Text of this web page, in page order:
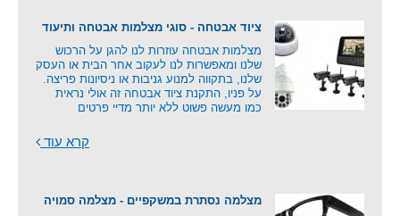
ציוד אבטחה - סוגי מצלמות אבטחה ותיעוד
מצלמות אבטחה עוזרות לנו להגן על הרכוש
שלנו ומאפשרות לנו לעקוב אחר הבית או העסק
שלנו, בתקווה למנוע גניבות או ניסיונות פריצה.
על פניו, התקנת ציוד אבטחה זה אולי נראית
כמו מעשה פשוט ללא יותר מדיי פרטים
קרא עוד
מצלמה נסתרת במשקפיים - מצלמה סמויה